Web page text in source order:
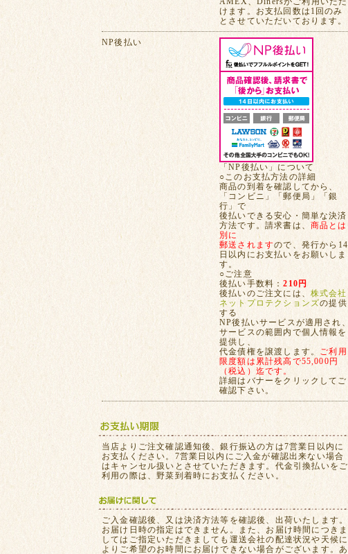
けます。お支払回数は1回のみ
とさせていただいております。
NP後払い
「NP後払い」について
○このお支払方法の詳細
商品の到着を確認してから、
「コンビニ」「郵便局」「銀
行」で
後払いできる安心・簡単な決済
方法です。請求書は、 商品とは
別に
郵送されますので、発行から14
日以内にお支払いをお願いしま
す。
○ご注意
後払い手数料：210円
後払いのご注文には、 株式会社
ネットプロテクションズの提供
する
NP後払いサービスが適用され、
サービスの範囲内で個人情報を
提供し、
代金債権を譲渡します。 ご利用
限度額は累計残高で55,000円
（税込）迄です。
詳細はバナーをクリックしてご
確認下さい。
当店よりご注文確認通知後、銀行振込の方は7営業日以内に
お支払ください。7営業日以内にご入金が確認出来ない場合
はキャンセル扱いとさせていただきます。代金引換払いをご
利用の際は、野菜到着時にお支払ください。
ご入金確認後、又は決済方法等を確認後、出荷いたします。
お届け日時の指定はできません。また、お届け時間につきま
してはご指定いただきましても運送会社の配達状況や天候に
よりご希望のお時間にお届けできない場合がございます。あ